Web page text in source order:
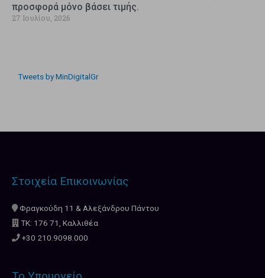
προσφορά μόνο βάσει τιμής.
27 Ιουλίου, 2026
Tweets by MinDigitalGr
Στοιχεία Επικοινωνίας
Φραγκούδη 11 & Αλεξάνδρου Πάντου
ΤΚ: 176 71, Καλλιθέα
+30 210.9098.000